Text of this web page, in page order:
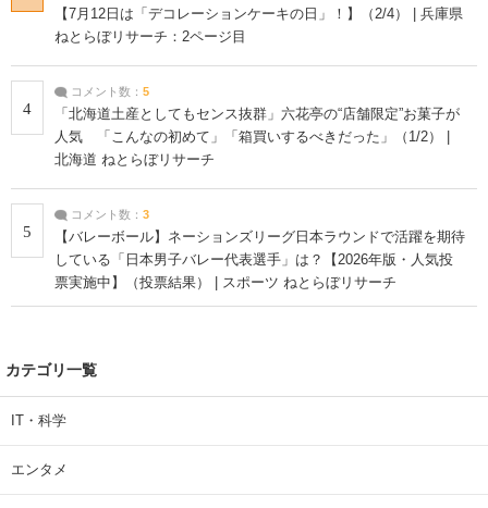
【7月12日は「デコレーションケーキの日」！】（2/4） | 兵庫県
ねとらぼリサーチ：2ページ目
4
コメント数： 5
「北海道土産としてもセンス抜群」六花亭の“店舗限定”お菓子が
人気 「こんなの初めて」「箱買いするべきだった」（1/2） |
北海道 ねとらぼリサーチ
5
コメント数： 3
【バレーボール】ネーションズリーグ日本ラウンドで活躍を期待
している「日本男子バレー代表選手」は？【2026年版・人気投
票実施中】（投票結果） | スポーツ ねとらぼリサーチ
カテゴリ一覧
IT・科学
エンタメ